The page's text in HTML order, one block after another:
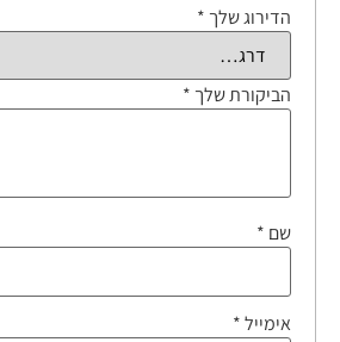
הדירוג שלך *
הביקורת שלך *
שם *
אימייל*